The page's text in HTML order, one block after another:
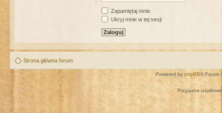
Zapamiętaj mnie
Ukryj mnie w tej sesji
Strona główna forum
Powered by phpBB® Forum
Przyjazne